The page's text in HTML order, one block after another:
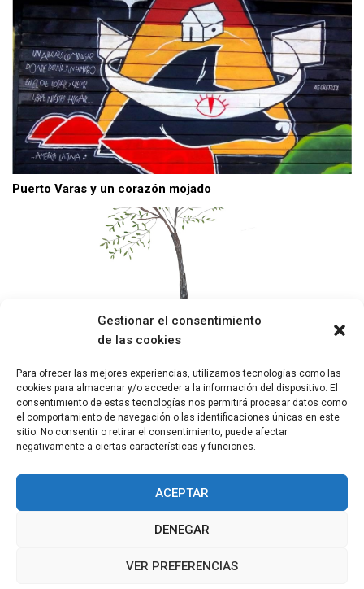
Gestionar el consentimiento
de las cookies
Para ofrecer las mejores experiencias, utilizamos tecnologías como las
cookies para almacenar y/o acceder a la información del dispositivo. El
consentimiento de estas tecnologías nos permitirá procesar datos como
el comportamiento de navegación o las identificaciones únicas en este
sitio. No consentir o retirar el consentimiento, puede afectar
negativamente a ciertas características y funciones.
ACEPTAR
DENEGAR
VER PREFERENCIAS
Puerto Varas y un corazón mojado
COOL: Mujeres líderes que revierten el calentamiento
global
COPYRIGHT © TODOS LOS DERECHOS RESERVADOS